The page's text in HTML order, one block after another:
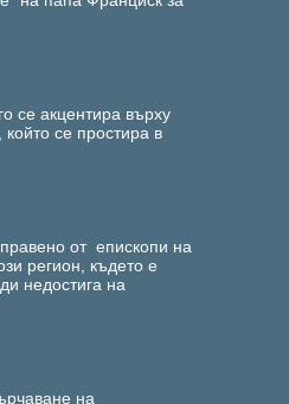
се акцентира върху
се простира в
от епископи на
регион, където е
недостига на
на